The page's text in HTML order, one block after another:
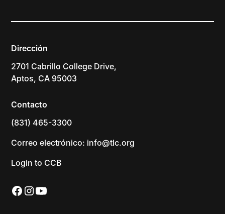
Dirección
2701 Cabrillo College Drive,
Aptos, CA 95003
Contacto
(831) 465-3300
Correo electrónico: info@tlc.org
Login to CCB